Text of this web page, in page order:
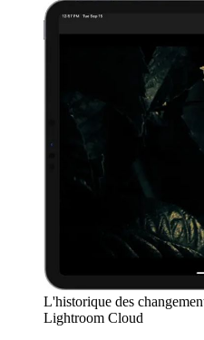
L'historique des
Lightroom Cloud